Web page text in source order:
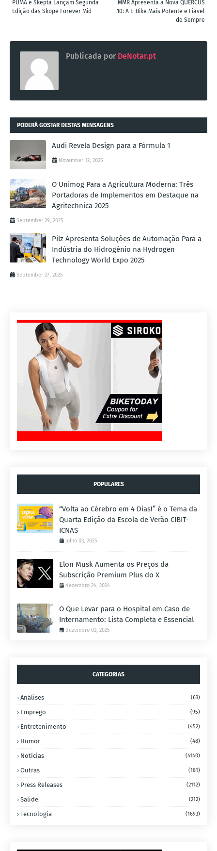
MMR Apresenta a Nova QUERCUS
10: A E-Bike Mais Potente e Fiável
de Sempre
PUMA e Skepta Lançam Segunda
Edição das Skope Forever Mid
Publicada por DeNotar.pt
PODERÁ GOSTAR DESTAS MENSAGENS
Audi Revela Design para a Fórmula 1
November 13, 2025
O Unimog Para a Agricultura Moderna: Três
Portadoras de Implementos em Destaque na
Agritechnica 2025
September 29, 2025
Pilz Apresenta Soluções de Automação Para a
Indústria do Hidrogénio na Hydrogen
Technology World Expo 2025
September 27, 2025
POPULARES
“Volta ao Cérebro em 4 Dias!” é o Tema da
Quarta Edição da Escola de Verão CIBIT-
ICNAS
julho 03, 2025
Elon Musk Aumenta os Preços da
Subscrição Premium Plus do X
dezembro 24, 2024
O Que Levar para o Hospital em Caso de
Internamento: Lista Completa e Essencial
dezembro 02, 2025
CATEGORIAS
Análises (63)
Emprego (95)
Entretenimento (452)
Humor (48)
Notícias (4140)
Outras (181)
Press Releases (2112)
Saúde (212)
Tecnologia (1693)